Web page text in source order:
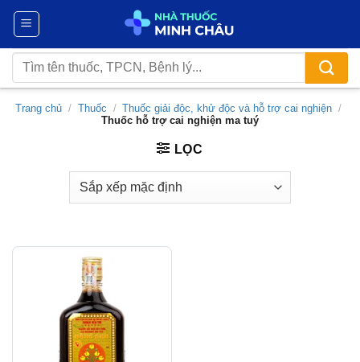
Chuyển
nội
dung
Tìm
kiếm:
Trang chủ / Thuốc / Thuốc giải độc, khử độc và hỗ trợ cai nghiện /
Thuốc hỗ trợ cai nghiện ma tuý
LỌC